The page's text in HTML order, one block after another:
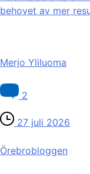
behovet av mer
Merjo Yliluoma
2
27 juli 2026
Örebro­bloggen